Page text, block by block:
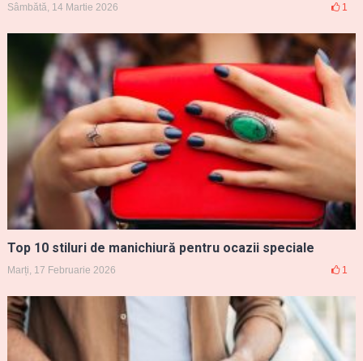
Sâmbătă, 14 Martie 2026 1
Top 10 stiluri de manichiură pentru ocazii speciale
Marți, 17 Februarie 2026 1